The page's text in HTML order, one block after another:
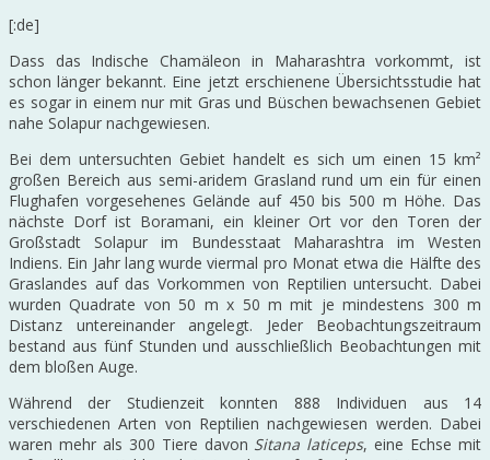
[:de]
Dass das Indische Chamäleon in Maharashtra vorkommt, ist
schon länger bekannt. Eine jetzt erschienene Übersichtsstudie hat
es sogar in einem nur mit Gras und Büschen bewachsenen Gebiet
nahe Solapur nachgewiesen.
Bei dem untersuchten Gebiet handelt es sich um einen 15 km²
großen Bereich aus semi-aridem Grasland rund um ein für einen
Flughafen vorgesehenes Gelände auf 450 bis 500 m Höhe. Das
nächste Dorf ist Boramani, ein kleiner Ort vor den Toren der
Großstadt Solapur im Bundesstaat Maharashtra im Westen
Indiens. Ein Jahr lang wurde viermal pro Monat etwa die Hälfte des
Graslandes auf das Vorkommen von Reptilien untersucht. Dabei
wurden Quadrate von 50 m x 50 m mit je mindestens 300 m
Distanz untereinander angelegt. Jeder Beobachtungszeitraum
bestand aus fünf Stunden und ausschließlich Beobachtungen mit
dem bloßen Auge.
Während der Studienzeit konnten 888 Individuen aus 14
verschiedenen Arten von Reptilien nachgewiesen werden. Dabei
waren mehr als 300 Tiere davon Sitana laticeps, eine Echse mit